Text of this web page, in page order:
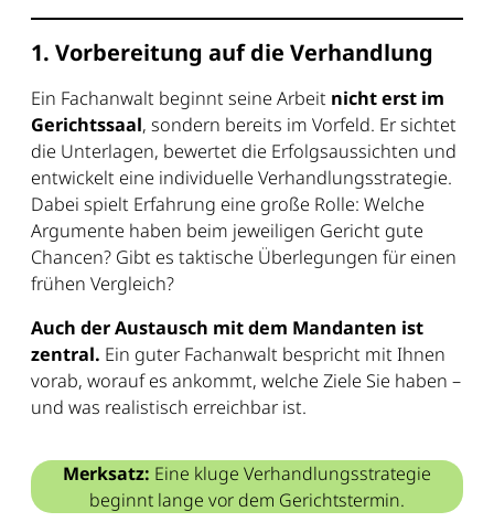
1. Vorbereitung auf die Verhandlung
Ein Fachanwalt beginnt seine Arbeit nicht erst im
Gerichtssaal, sondern bereits im Vorfeld. Er sichtet
die Unterlagen, bewertet die Erfolgsaussichten und
entwickelt eine individuelle Verhandlungsstrategie.
Dabei spielt Erfahrung eine große Rolle: Welche
Argumente haben beim jeweiligen Gericht gute
Chancen? Gibt es taktische Überlegungen für einen
frühen Vergleich?
Auch der Austausch mit dem Mandanten ist
zentral. Ein guter Fachanwalt bespricht mit Ihnen
vorab, worauf es ankommt, welche Ziele Sie haben –
und was realistisch erreichbar ist.
Merksatz: Eine kluge Verhandlungsstrategie
beginnt lange vor dem Gerichtstermin.